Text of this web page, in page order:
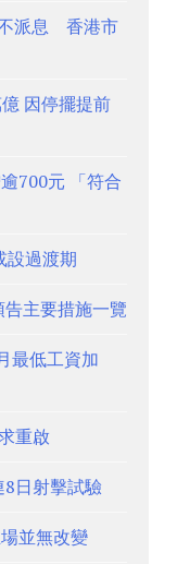
派息 香港市
因停擺提前
700元 「符合
設過渡期
主要措施一覽
最低工資加
重啟
日射擊試驗
並無改變